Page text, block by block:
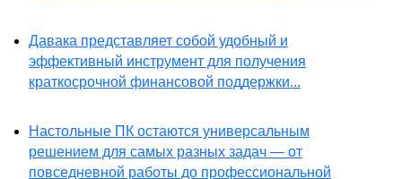
Давака представляет собой удобный и
эффективный инструмент для получения
краткосрочной финансовой поддержки...
Настольные ПК остаются универсальным
решением для самых разных задач — от
повседневной работы до профессиональной